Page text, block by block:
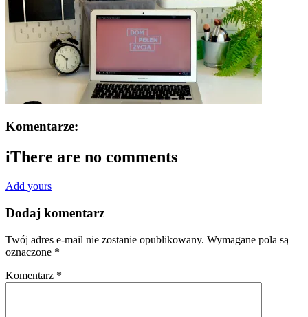
Komentarze:
iThere are no comments
Add yours
Dodaj komentarz
Twój adres e-mail nie zostanie opublikowany. Wymagane pola są
oznaczone *
Komentarz *